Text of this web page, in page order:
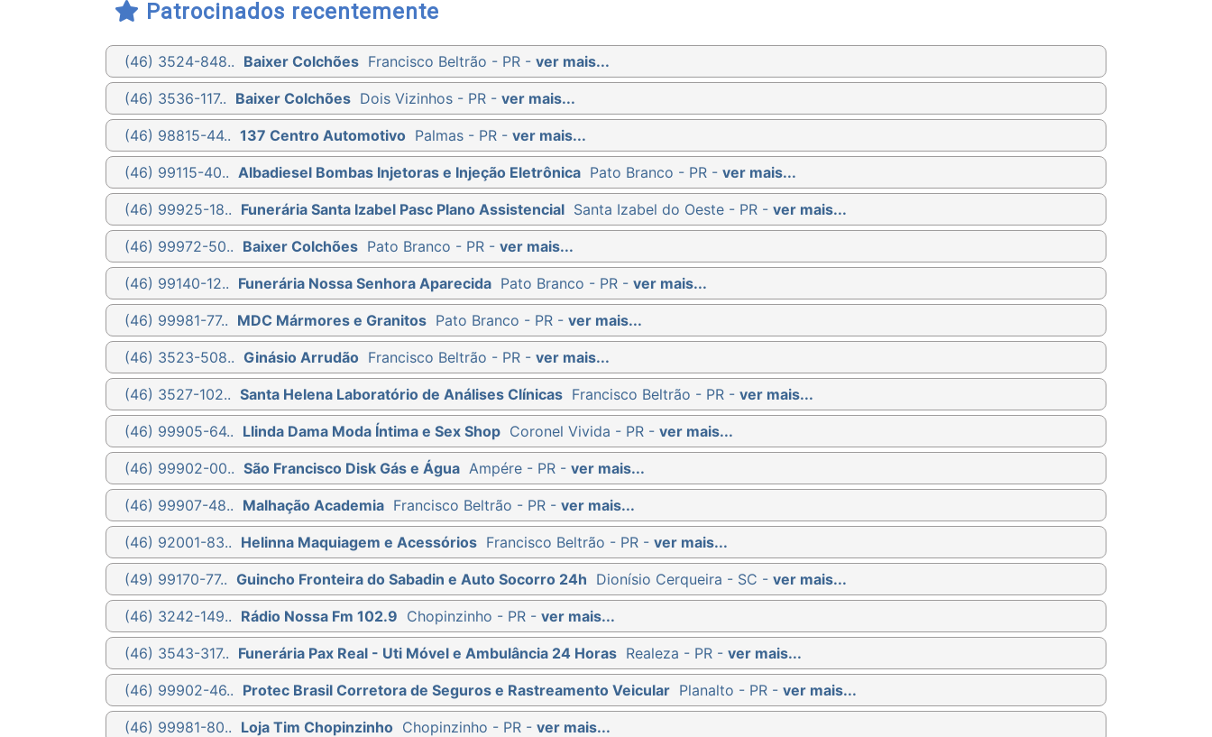
Patrocinados recentemente
(46) 3524-848.. Baixer Colchões Francisco Beltrão - PR - ver mais...
(46) 3536-117.. Baixer Colchões Dois Vizinhos - PR - ver mais...
(46) 98815-44.. 137 Centro Automotivo Palmas - PR - ver mais...
(46) 99115-40.. Albadiesel Bombas Injetoras e Injeção Eletrônica Pato Branco - PR - ver mais...
(46) 99925-18.. Funerária Santa Izabel Pasc Plano Assistencial Santa Izabel do Oeste - PR - ver mais...
(46) 99972-50.. Baixer Colchões Pato Branco - PR - ver mais...
(46) 99140-12.. Funerária Nossa Senhora Aparecida Pato Branco - PR - ver mais...
(46) 99981-77.. MDC Mármores e Granitos Pato Branco - PR - ver mais...
(46) 3523-508.. Ginásio Arrudão Francisco Beltrão - PR - ver mais...
(46) 3527-102.. Santa Helena Laboratório de Análises Clínicas Francisco Beltrão - PR - ver mais...
(46) 99905-64.. Llinda Dama Moda Íntima e Sex Shop Coronel Vivida - PR - ver mais...
(46) 99902-00.. São Francisco Disk Gás e Água Ampére - PR - ver mais...
(46) 99907-48.. Malhação Academia Francisco Beltrão - PR - ver mais...
(46) 92001-83.. Helinna Maquiagem e Acessórios Francisco Beltrão - PR - ver mais...
(49) 99170-77.. Guincho Fronteira do Sabadin e Auto Socorro 24h Dionísio Cerqueira - SC - ver mais...
(46) 3242-149.. Rádio Nossa Fm 102.9 Chopinzinho - PR - ver mais...
(46) 3543-317.. Funerária Pax Real - Uti Móvel e Ambulância 24 Horas Realeza - PR - ver mais...
(46) 99902-46.. Protec Brasil Corretora de Seguros e Rastreamento Veicular Planalto - PR - ver mais...
(46) 99981-80.. Loja Tim Chopinzinho Chopinzinho - PR - ver mais...